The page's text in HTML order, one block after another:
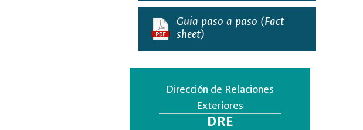
Guia paso a paso (Fact
sheet)
Dirección de Relaciones
Exteriores
DRE